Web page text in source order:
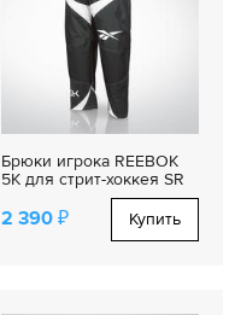
Брюки игрока REEBOK
5K для стрит-хоккея SR
2 390 ₽ Купить